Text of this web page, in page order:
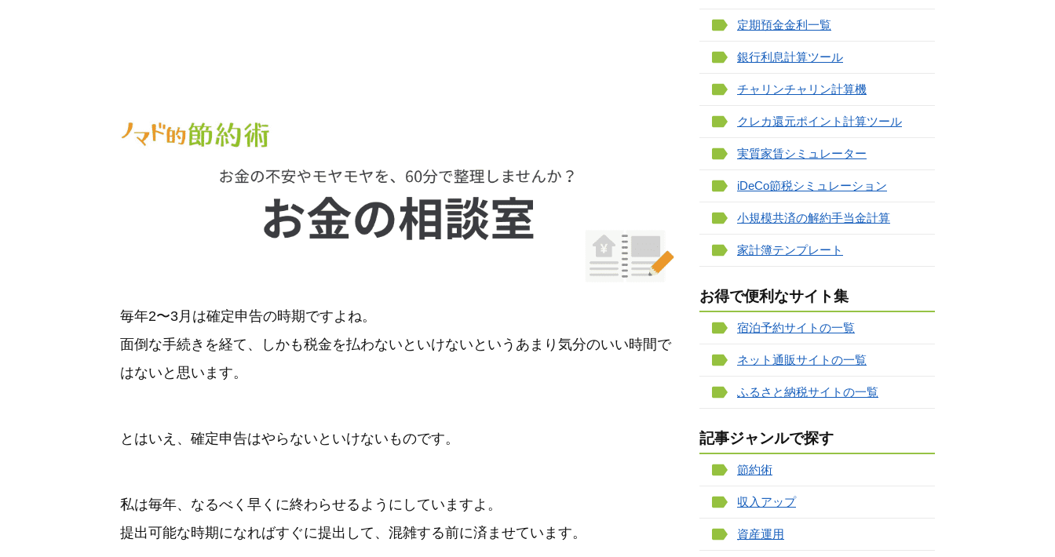
毎年2〜3月は確定申告の時期ですよね。
面倒な手続きを経て、しかも税金を払わないといけないというあまり気分のいい時間で
はないと思います。
とはいえ、確定申告はやらないといけないものです。
私は毎年、なるべく早くに終わらせるようにしていますよ。
提出可能な時期になればすぐに提出して、混雑する前に済ませています。
定期預金金利一覧
銀行利息計算ツール
チャリンチャリン計算機
クレカ還元ポイント計算ツール
実質家賃シミュレーター
iDeCo節税シミュレーション
小規模共済の解約手当金計算
家計簿テンプレート
お得で便利なサイト集
宿泊予約サイトの一覧
ネット通販サイトの一覧
ふるさと納税サイトの一覧
記事ジャンルで探す
節約術
収入アップ
資産運用